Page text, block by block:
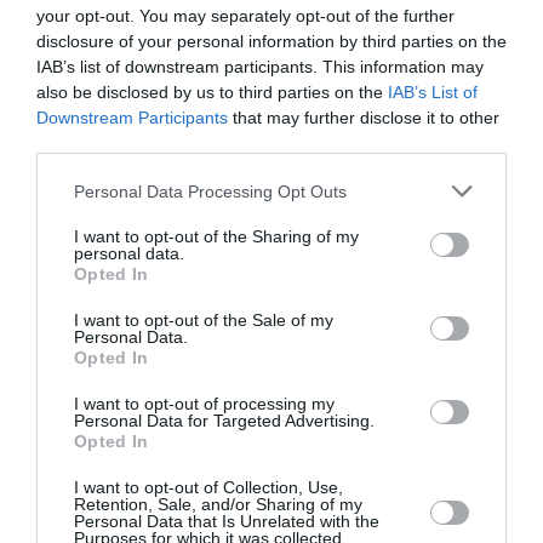
your opt-out. You may separately opt-out of the further
disclosure of your personal information by third parties on the
IAB’s list of downstream participants. This information may
also be disclosed by us to third parties on the IAB’s List of
Downstream Participants that may further disclose it to other
Personal Data Processing Opt Outs
I want to opt-out of the Sharing of my
personal data.
Opted In
I want to opt-out of the Sale of my
Personal Data.
Opted In
I want to opt-out of processing my
Personal Data for Targeted Advertising.
Opted In
I want to opt-out of Collection, Use,
Retention, Sale, and/or Sharing of my
Personal Data that Is Unrelated with the
Purposes for which it was collected.
Et il y a aussi les premiers A380 livrés à Emirates qui vont se
retrouver sur le marché prochainement.
En effet cette compagnie privilégie une flotte très jeune et a
décidé de renouveler les premiers appareils reçus avec une
Leur rachat sera bien moins médiatisé que de nouvelles
suivre …
FAIRE UN DON